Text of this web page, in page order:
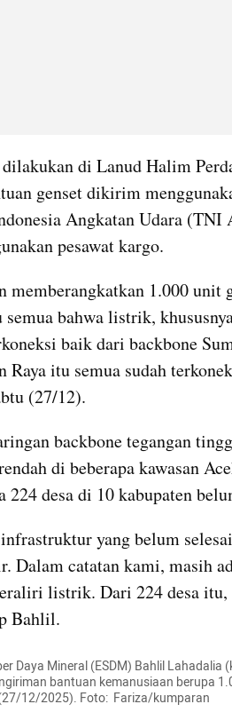
dilakukan di Lanud Halim
genset dikirim
Angkatan Udara (TNI
pesawat kargo.
1.000 unit
bahwa listrik,
baik dari backbone
Raya itu semua sudah
(27/12).
backbone tegangan
di beberapa kawasan
224 desa di 10 kabupaten
yang belum
Dalam catatan kami, masih
listrik. Dari 224 desa itu,
Bahlil.
Daya Mineral (ESDM) Bahlil Lahadalia
bantuan kemanusiaan berupa
12/2025). Foto:  Fariza/kumparan